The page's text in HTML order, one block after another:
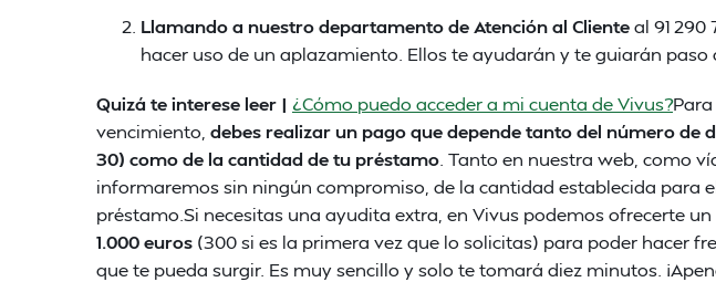
Llamando a nuestro departamento de Atención al Clienteal 91 290
hacer uso de un aplazamiento. Ellos te ayudarán y te guiarán paso
Quizá te interese leer | ¿Cómo puedo acceder a mi cuenta de Vivus?
vencimiento, debes realizar un pago que depende tanto del número de
30) como de la cantidad de tu préstamo . Tanto en nuestra web, como
informaremos sin ningún compromiso, de la cantidad establecida para
préstamo.Si necesitas una ayudita extra, en Vivus podemos ofrecerte un
1.000 euros (300 si es la primera vez que lo solicitas) para poder hacer
que te pueda surgir. Es muy sencillo y solo te tomará diez minutos.